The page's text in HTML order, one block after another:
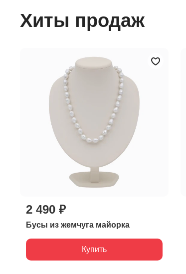
Хиты продаж
2 490 ₽
Бусы из жемчуга майорка
Купить